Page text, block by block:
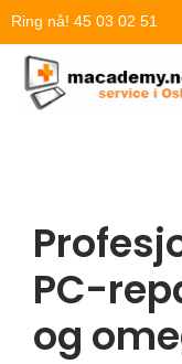
Hopp
innholdet
Ring nå! 45 03 02 51
PC-
og